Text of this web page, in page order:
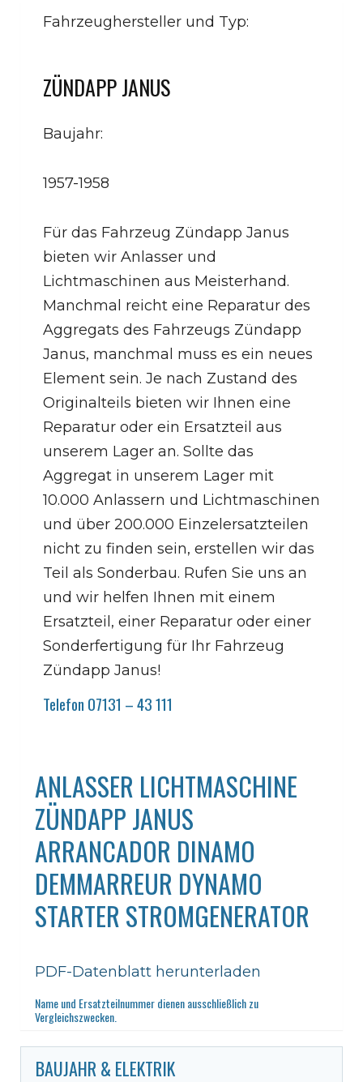
Fahrzeughersteller und Typ:
ZÜNDAPP JANUS
Baujahr:
1957-1958
Für das Fahrzeug Zündapp Janus
bieten wir Anlasser und
Lichtmaschinen aus Meisterhand.
Manchmal reicht eine Reparatur des
Aggregats des Fahrzeugs Zündapp
Janus, manchmal muss es ein neues
Element sein. Je nach Zustand des
Originalteils bieten wir Ihnen eine
Reparatur oder ein Ersatzteil aus
unserem Lager an. Sollte das
Aggregat in unserem Lager mit
10.000 Anlassern und Lichtmaschinen
und über 200.000 Einzelersatzteilen
nicht zu finden sein, erstellen wir das
Teil als Sonderbau. Rufen Sie uns an
und wir helfen Ihnen mit einem
Ersatzteil, einer Reparatur oder einer
Sonderfertigung für Ihr Fahrzeug
Zündapp Janus!
Telefon 07131 – 43 111
ANLASSER LICHTMASCHINE
ZÜNDAPP JANUS
ARRANCADOR DINAMO
DEMMARREUR DYNAMO
STARTER STROMGENERATOR
PDF-Datenblatt herunterladen
Name und Ersatzteilnummer dienen ausschließlich zu
Vergleichszwecken.
BAUJAHR & ELEKTRIK